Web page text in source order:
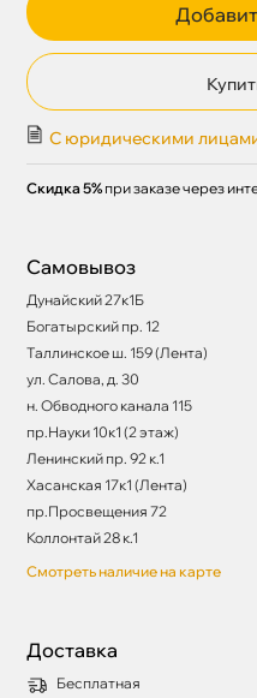
С юридическими
Скидка 5% при заказе через
Самовывоз
Дунайский 27к1Б
Богатырский пр. 12
Таллинское ш. 159 (Лента)
ул. Салова, д. 30
н. Обводного канала 115
пр.Науки 10к1 (2 этаж)
Ленинский пр. 92 к.1
Хасанская 17к1 (Лента)
пр.Просвещения 72
Коллонтай 28 к.1
Смотреть наличие на карте
Доставка
Бесплатная